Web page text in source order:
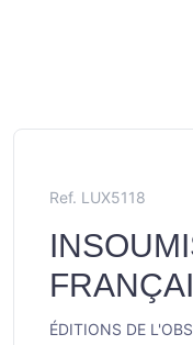
Ref. LUX5118
ÉDITIONS DE